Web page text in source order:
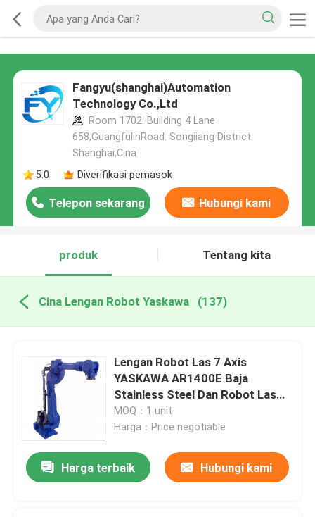
Fangyu(shanghai)Automation
Technology Co.,Ltd
Room 1702. Building 4 Lane
658,GuangfulinRoad. Songiiang District
Shanghai,Cina
5.0
Diverifikasi pemasok
Telepon sekarang Hubungi kami
produk Tentang kita
Cina Lengan Robot Yaskawa (137)
Lengan Robot Las 7 Axis
YASKAWA AR1400E Baja
Stainless Steel Dan Robot Las
Mig Aluminium
MOQ：1 unit
Harga：Price negotiable
Harga terbaik Hubungi kami